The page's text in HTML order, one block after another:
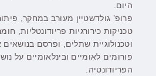
היום.
פרופ’ גולדשטיין מעורב במחקר,
טכניקות כירורגיות פריודונטליות,
פורומים לאומיים ובינלאומיים על
הפריודונטיה.